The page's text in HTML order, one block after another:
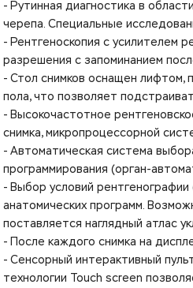
- Рутинная диагностика в
черепа. Специальные
- Рентгеноскопия с усилителем
разрешения с запоминанием
- Стол снимков оснащен
пола, что позволяет
- Высокочастотное
снимка, микропроцессорной
- Автоматическая система
программирования (орган-
- Выбор условий
анатомических программ.
поставляется наглядный атлас
- После каждого снимка на
- Сенсорный интерактивный
технологии Touch screen